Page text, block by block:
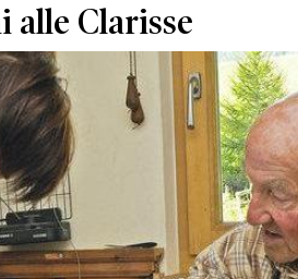
alle Clarisse